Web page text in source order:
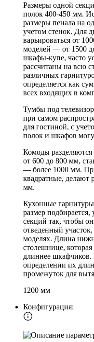
Размеры одной
полок 400-450 мм.
размеры пенала на
учетом стенок. Для
варьироваться от
моделей — от 1500
шкафы-купе, часто
рассчитаны на всю
различных
определяется как
всех входящих в
Тумбы под
при самом
для гостиной, с
полок и шкафов
Комоды
от 600 до 800 мм,
— более 1000 мм.
квадратные, делают
мм.
Кухонные
размер
секций так, чтобы
отведенный
моделях. Длина
столешнице,
длиннее шкафчиков.
определении их
промежуток для
1200 мм
Конфигурация: